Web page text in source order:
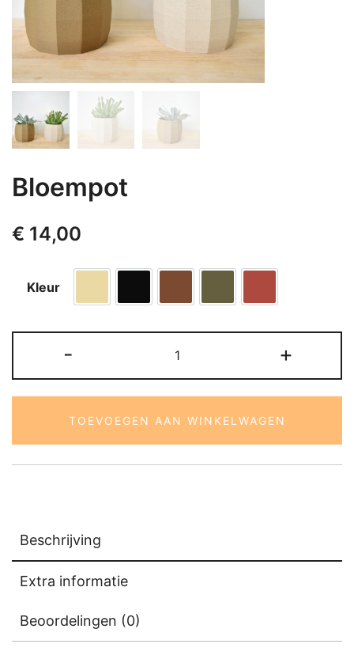
Bloempot
€ 14,00
Kleur
-
aantal
+
TOEVOEGEN AAN WINKELWAGEN
Beschrijving
Extra informatie
Beoordelingen (0)